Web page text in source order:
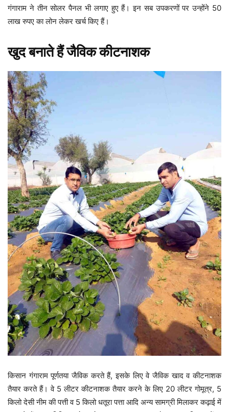
गंगाराम ने तीन सोलर पैनल भी लगाए हुए हैं। इन सब उपकरणों पर उन्होंने 50
लाख रुपए का लोन लेकर खर्च किए हैं।
खुद बनाते हैं जैविक कीटनाशक
किसान गंगाराम पूर्णतया जैविक करते हैं, इसके लिए वे जैविक खाद व कीटनाशक
तैयार करते हैं। वे 5 लीटर कीटनाशक तैयार करने के लिए 20 लीटर गोमूत्र, 5
किलो देसी नीम की पत्ती व 5 किलो धतूरा पत्ता आदि अन्य सामग्री मिलाकर कढ़ाई में